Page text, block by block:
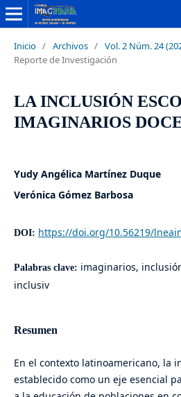
Inicio / Archivos / Vol. 2 Núm. 24
Reporte de Investigación
LA INCLUSIÓN
IMAGINARIOS
Yudy Angélica Martínez Duque
Verónica Gómez Barbosa
DOI: https://doi.org/10.56219/
Palabras clave: imaginarios,
inclusiv
Resumen
En el contexto latinoamericano, la
establecido como un eje esencial